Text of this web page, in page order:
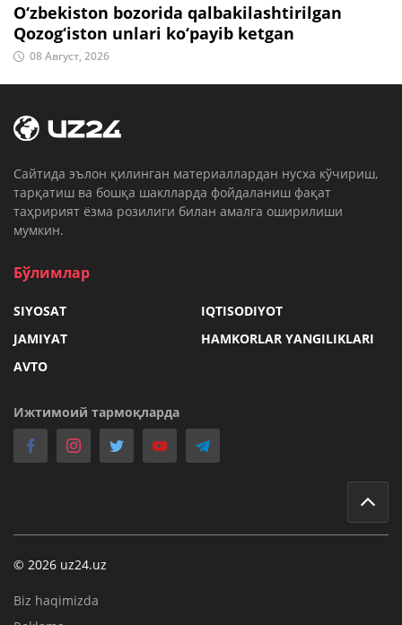
O‘zbekiston bozorida qalbakilashtirilgan
Qozog‘iston unlari ko‘payib ketgan
08 Август, 2026
Cайтида эълон қилинган материаллардан нусха кўчириш,
тарқатиш ва бошқа шаклларда фойдаланиш фақат
таҳририят ёзма розилиги билан амалга оширилиши
мумкин.
Бўлимлар
SIYOSAT
IQTISODIYOT
JAMIYAT
HAMKORLAR YANGILIKLARI
AVTO
Ижтимоий тармоқларда
© 2026 uz24.uz
Biz haqimizda